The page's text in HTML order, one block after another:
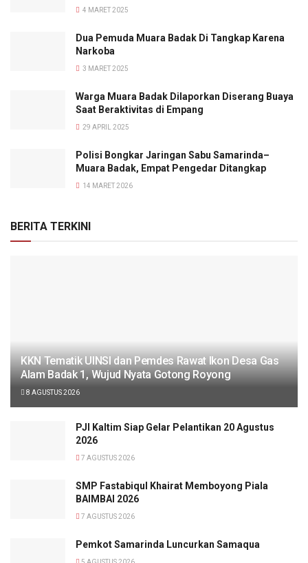
4 MARET 2025
Dua Pemuda Muara Badak Di Tangkap Karena
Narkoba
3 MARET 2025
Warga Muara Badak Dilaporkan Diserang Buaya
Saat Beraktivitas di Empang
29 APRIL 2025
Polisi Bongkar Jaringan Sabu Samarinda–
Muara Badak, Empat Pengedar Ditangkap
14 MARET 2026
BERITA TERKINI
KKN Tematik UINSI dan Pemdes Rawat Ikon Desa Gas
Alam Badak 1, Wujud Nyata Gotong Royong
8 AGUSTUS 2026
PJI Kaltim Siap Gelar Pelantikan 20 Agustus
2026
7 AGUSTUS 2026
SMP Fastabiqul Khairat Memboyong Piala
BAIMBAI 2026
7 AGUSTUS 2026
Pemkot Samarinda Luncurkan Samaqua